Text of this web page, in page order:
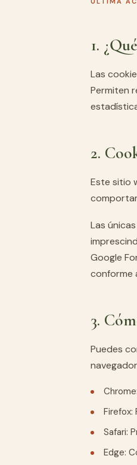
1.
Las
Permiten
2.
Este sitio
Las
Google
conforme
3.
Puedes
Firefox:
Safari:
Edge: